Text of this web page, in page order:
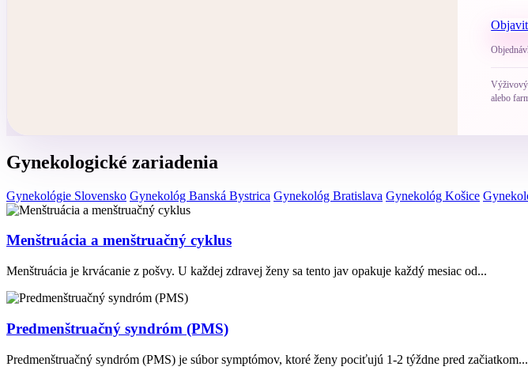
Výživový
alebo
Gynekologické zariadenia
Gynekológie Slovensko Gynekológ Banská Bystrica Gynekológ Bratislava Gynekológ Košice
Menštruácia a menštruačný cyklus
Menštruácia je krvácanie z pošvy. U každej zdravej ženy sa tento jav opakuje každý mesiac od...
Predmenštruačný syndróm (PMS)
Predmenštruačný syndróm (PMS) je súbor symptómov, ktoré ženy pociťujú 1-2 týždne pred začiatkom...